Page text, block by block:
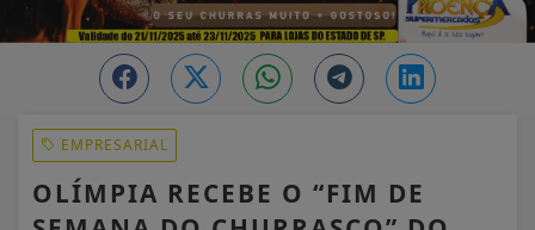
EMPRESARIAL
OLÍMPIA RECEBE O “FIM DE